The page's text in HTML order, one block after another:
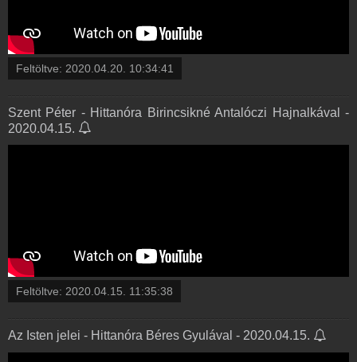
Feltöltve: 2020.04.20. 10:34:41
Szent Péter - Hittanóra Birincsikné Antalóczi Hajnalkával -
2020.04.15.
Feltöltve: 2020.04.15. 11:35:38
Az Isten jelei - Hittanóra Béres Gyulával - 2020.04.15.